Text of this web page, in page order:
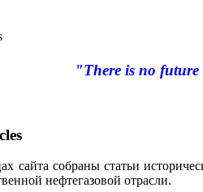
"There is no
сайта собраны статьи
нефтегазовой отрасли.